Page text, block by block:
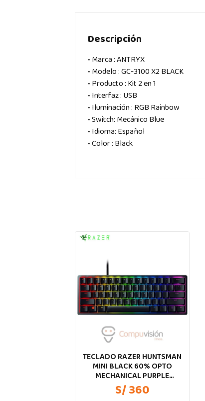
Descripción
• Marca : ANTRYX
• Modelo : GC-3100 X2 BLACK
• Producto : Kit 2 en 1
• Interfaz : USB
• Iluminación : RGB Rainbow
• Switch: Mecánico Blue
• Idioma: Español
• Color : Black
TECLADO RAZER HUNTSMAN
MINI BLACK 60% OPTO
MECHANICAL PURPLE
CHROMA ESPAÑOL
S/ 360